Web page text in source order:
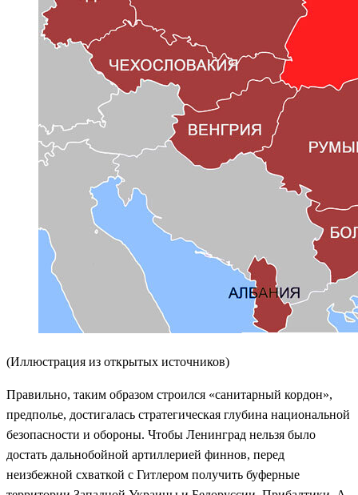
(Иллюстрация из открытых источников)
Правильно, таким образом строился «санитарный кордон»,
предполье, достигалась стратегическая глубина национальной
безопасности и обороны. Чтобы Ленинград нельзя было
достать дальнобойной артиллерией финнов, перед
неизбежной схваткой с Гитлером получить буферные